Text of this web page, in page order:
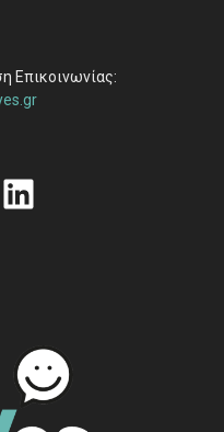
Επικοινωνίας:
Linkedin